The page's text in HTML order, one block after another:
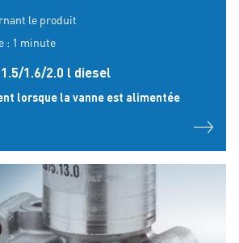
le produit
: 1 minute
1.5/1.6/2.0 l diesel
lorsque la vanne est alimentée